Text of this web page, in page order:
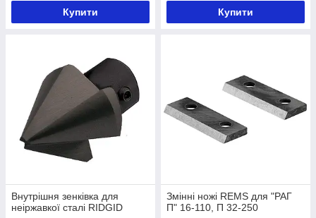
Купити Купити
Внутрішня зенківка для
неіржавкої сталі RIDGID
Змінні ножі REMS для "РАГ
П" 16-110, П 32-250